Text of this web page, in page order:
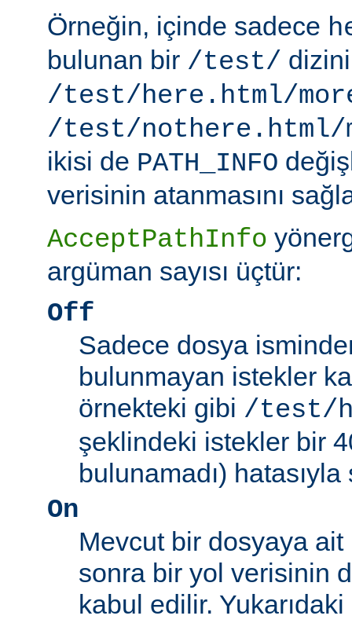
Örneğin, içinde sadece
bulunan bir /test/
/test/here.html/
/test/nothere.html/
ikisi de PATH_INFO
verisinin atanmasını
AcceptPathInfo
argüman sayısı üçtür:
Off
Sadece dosya
bulunmayan istekler
örnekteki gibi /test/
şeklindeki istekler bir
bulunamadı) hatasıyla
On
Mevcut bir dosyaya
sonra bir yol verisinin
kabul edilir.